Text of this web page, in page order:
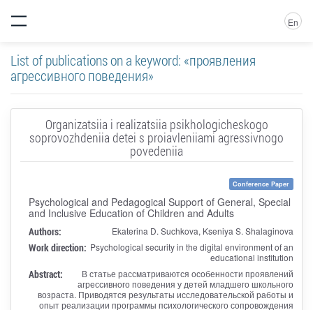
En
List of publications on a keyword: «проявления
агрессивного поведения»
Organizatsiia i realizatsiia psikhologicheskogo
soprovozhdeniia detei s proiavleniiami agressivnogo
povedeniia
Conference Paper
Psychological and Pedagogical Support of General, Special
and Inclusive Education of Children and Adults
Authors: Ekaterina D. Suchkova, Kseniya S. Shalaginova
Work direction: Psychological security in the digital environment of an
educational institution
Abstract:
В статье рассматриваются особенности проявлений
агрессивного поведения у детей младшего школьного
возраста. Приводятся результаты исследовательской работы и
опыт реализации программы психологического сопровождения